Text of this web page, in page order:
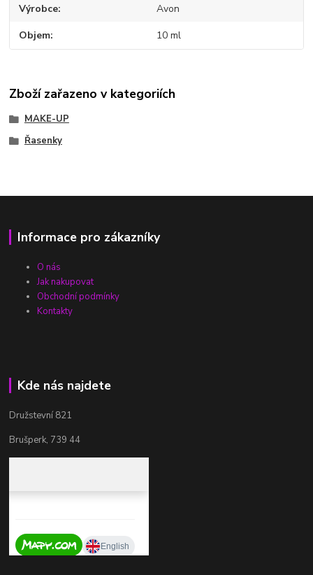
Výrobce Avon
Objem 10 ml
Zboží zařazeno v kategoriích
MAKE-UP
Řasenky
Informace pro zákazníky
O nás
Jak nakupovat
Obchodní podmínky
Kontakty
Kde nás najdete
Družstevní 821
Brušperk, 739 44